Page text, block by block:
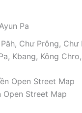
Pa
Chư Prông,
Kbang, Kông
Open Street Map